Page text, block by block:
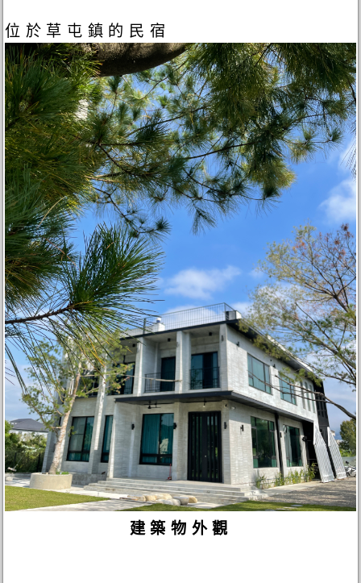
位於草屯鎮的民宿
建築物外觀